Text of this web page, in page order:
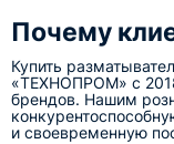
Почему
Купить
«ТЕХНОПРОМ» с
брендов. Нашим
и своевременную